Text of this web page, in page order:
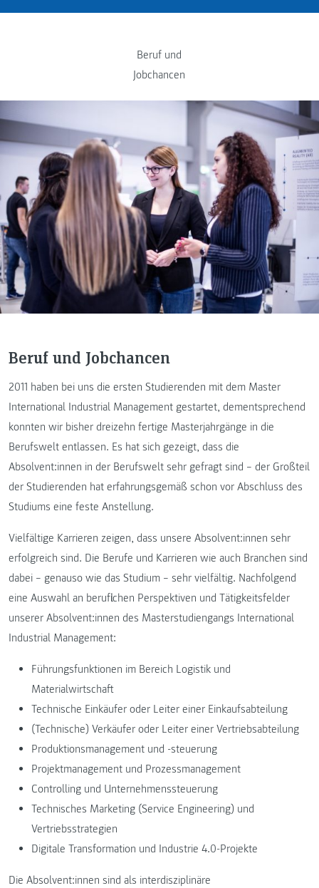
Beruf und
Jobchancen
Beruf und Jobchancen
2011 haben bei uns die ersten Studierenden mit dem Master
International Industrial Management gestartet, dementsprechend
konnten wir bisher dreizehn fertige Masterjahrgänge in die
Berufswelt entlassen. Es hat sich gezeigt, dass die
Absolvent:innen in der Berufswelt sehr gefragt sind – der Großteil
der Studierenden hat erfahrungsgemäß schon vor Abschluss des
Studiums eine feste Anstellung.
Vielfältige Karrieren zeigen, dass unsere Absolvent:innen sehr
erfolgreich sind. Die Berufe und Karrieren wie auch Branchen sind
dabei – genauso wie das Studium – sehr vielfältig. Nachfolgend
eine Auswahl an beruflichen Perspektiven und Tätigkeitsfelder
unserer Absolvent:innen des Masterstudiengangs International
Industrial Management:
Führungsfunktionen im Bereich Logistik und
Materialwirtschaft
Technische Einkäufer oder Leiter einer Einkaufsabteilung
(Technische) Verkäufer oder Leiter einer Vertriebsabteilung
Produktionsmanagement und -steuerung
Projektmanagement und Prozessmanagement
Controlling und Unternehmenssteuerung
Technisches Marketing (Service Engineering) und
Vertriebsstrategien
Digitale Transformation und Industrie 4.0-Projekte
Die Absolvent:innen sind als interdisziplinäre